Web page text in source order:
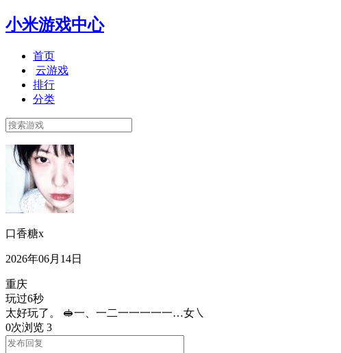
小米游戏中心
首页
云游戏
排行
分类
口香糖x
2026年06月14日
重庆
玩过6秒
太好玩了。 🥪一、一二一一一一一…女㇏
0次浏览 3